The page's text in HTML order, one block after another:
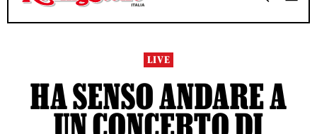
LIVE
HA SENSO ANDARE A
UN CONCERTO DI